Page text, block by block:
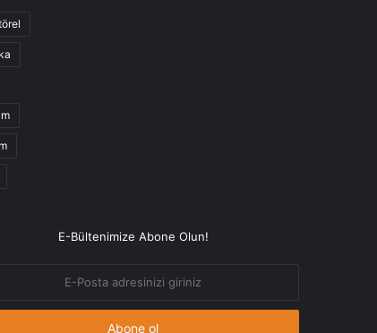
E-Bültenimize Abone Olun!